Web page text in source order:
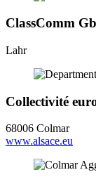
ClassComm
Lahr
Collectivité
68006 Colmar
www.alsace.eu